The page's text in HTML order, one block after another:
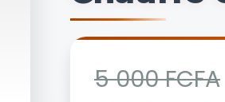
5 000 FCFA